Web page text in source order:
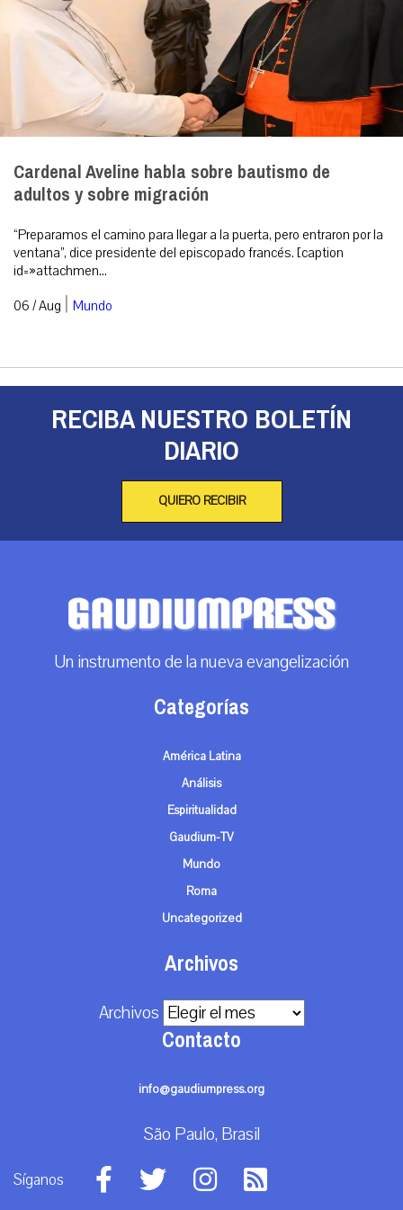
Cardenal Aveline habla sobre bautismo de
adultos y sobre migración
“Preparamos el camino para llegar a la puerta, pero entraron por la
ventana”, dice presidente del episcopado francés. [caption
id=»attachmen...
06 / Aug | Mundo
RECIBA NUESTRO BOLETÍN
DIARIO
QUIERO RECIBIR
Un instrumento de la nueva evangelización
Categorías
América Latina
Análisis
Espiritualidad
Gaudium-TV
Mundo
Roma
Uncategorized
Archivos
Archivos
Contacto
info@gaudiumpress.org
São Paulo, Brasil
Síganos